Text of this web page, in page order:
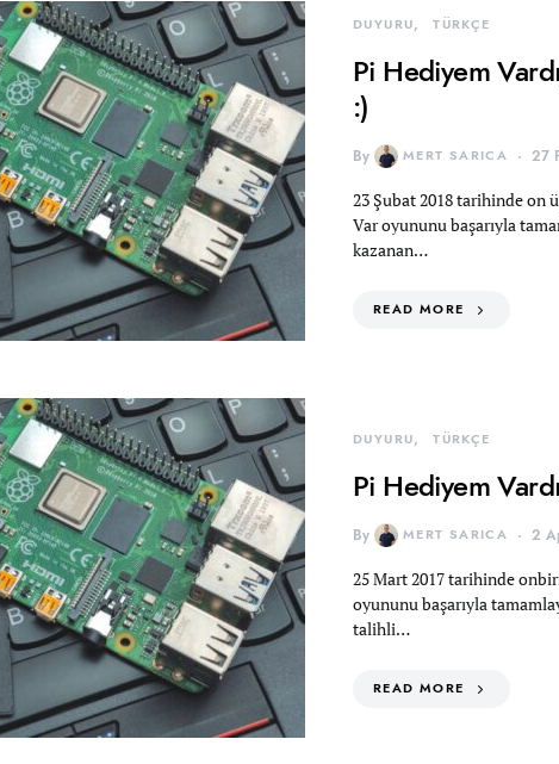
DUYURU TÜRKÇE
Pi Hediyem
:)
By MERT SARICA 27
23 Şubat 2018 tarihinde on
Var oyununu başarıyla
kazanan…
READ MORE
DUYURU TÜRKÇE
Pi Hediyem
By MERT SARICA 2
25 Mart 2017 tarihinde
oyununu başarıyla
talihli…
READ MORE